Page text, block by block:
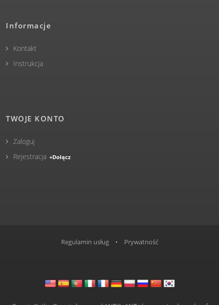
Informacje
Kontakt
Instrukcja
TWOJE KONTO
Zaloguj
Rejestracja +Dołącz
Regulamin usług • Prywatność